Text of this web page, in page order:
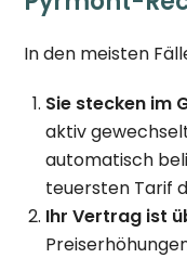
In den meisten
Sie stecken im
aktiv
automatisch
teuersten Tarif
Ihr Vertrag ist